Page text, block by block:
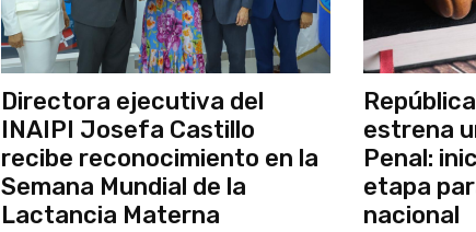
Directora ejecutiva del
INAIPI Josefa Castillo
recibe reconocimiento en la
Semana Mundial de la
Lactancia Materna
estrena
Penal:
etapa
nacional